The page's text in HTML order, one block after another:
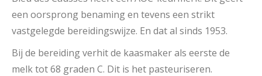
een oorsprong benaming en tevens een strikt
vastgelegde bereidingswijze. En dat al sinds 1953.
Bij de bereiding verhit de kaasmaker als eerste de
melk tot 68 graden C. Dit is het pasteuriseren.